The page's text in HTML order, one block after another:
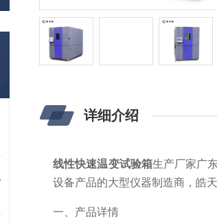
详细介绍
线性快速温变试验箱生产厂家广
设备产品的大型仪器制造商，皓
一、产品详情